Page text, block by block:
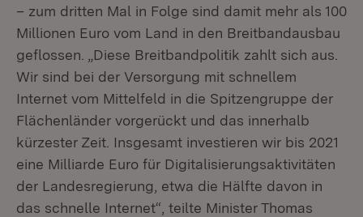
– zum dritten Mal in Folge sind damit mehr als 100
Millionen Euro vom Land in den Breitbandausbau
geflossen. „Diese Breitbandpolitik zahlt sich aus.
Wir sind bei der Versorgung mit schnellem
Internet vom Mittelfeld in die Spitzengruppe der
Flächenländer vorgerückt und das innerhalb
kürzester Zeit. Insgesamt investieren wir bis 2021
eine Milliarde Euro für Digitalisierungsaktivitäten
der Landesregierung, etwa die Hälfte davon in
das schnelle Internet“, teilte Minister Thomas